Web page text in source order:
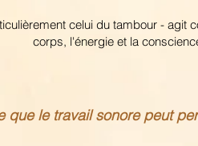
celui du tambour - agit
corps, l'énergie et la
que le travail sonore peut